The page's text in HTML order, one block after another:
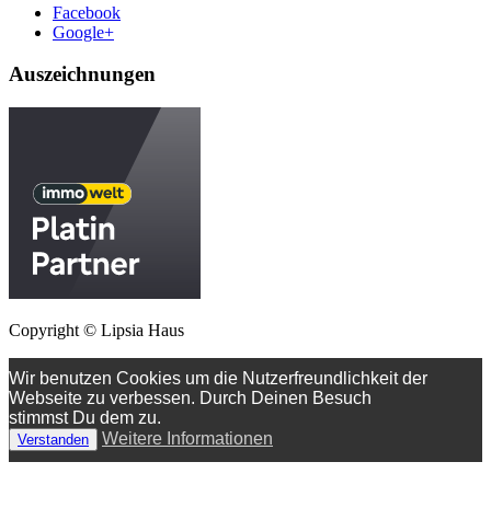
Facebook
Google+
Auszeichnungen
Copyright © Lipsia Haus
Wir benutzen Cookies um die Nutzerfreundlichkeit der
Webseite zu verbessen. Durch Deinen Besuch
stimmst Du dem zu.
Verstanden Weitere Informationen